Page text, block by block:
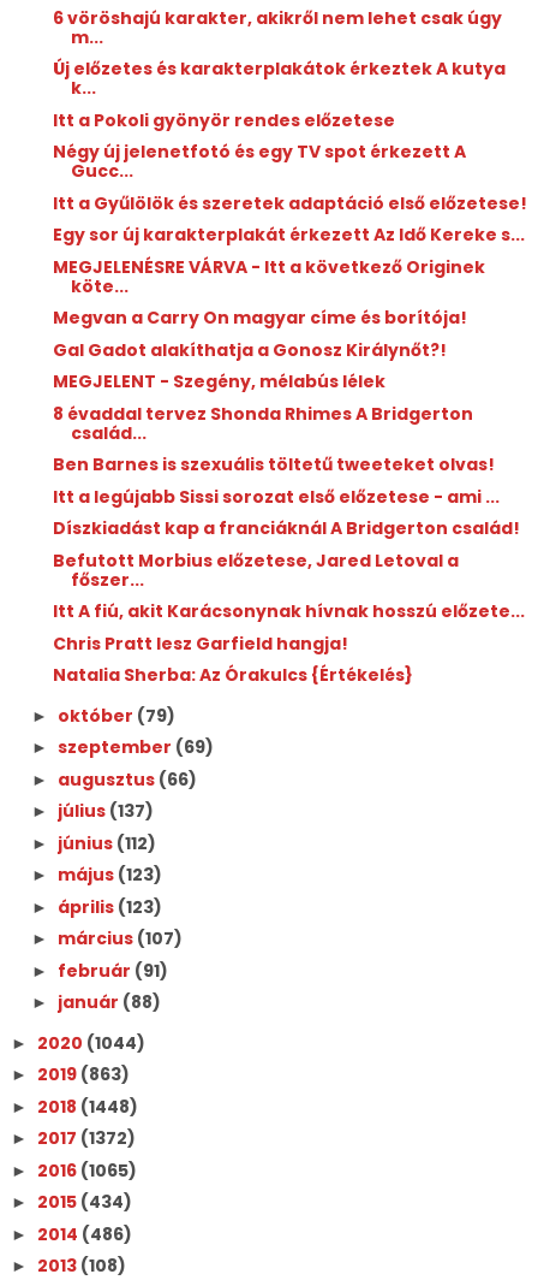
6 vöröshajú karakter, akikről nem lehet csak úgy
m...
Új előzetes és karakterplakátok érkeztek A kutya
k...
Itt a Pokoli gyönyör rendes előzetese
Négy új jelenetfotó és egy TV spot érkezett A
Gucc...
Itt a Gyűlölök és szeretek adaptáció első előzetese!
Egy sor új karakterplakát érkezett Az Idő Kereke s...
MEGJELENÉSRE VÁRVA - Itt a következő Originek
köte...
Megvan a Carry On magyar címe és borítója!
Gal Gadot alakíthatja a Gonosz Királynőt?!
MEGJELENT - Szegény, ​mélabús lélek
8 évaddal tervez Shonda Rhimes A Bridgerton
család...
Ben Barnes is szexuális töltetű tweeteket olvas!
Itt a legújabb Sissi sorozat első előzetese - ami ...
Díszkiadást kap a franciáknál A Bridgerton család!
Befutott Morbius előzetese, Jared Letoval a
főszer...
Itt A fiú, akit Karácsonynak hívnak hosszú előzete...
Chris Pratt lesz Garfield hangja!
Natalia Sherba: Az ​Órakulcs {Értékelés}
► október (79)
► szeptember (69)
► augusztus (66)
► július (137)
► június (112)
► május (123)
► április (123)
► március (107)
► február (91)
► január (88)
► 2020 (1044)
► 2019 (863)
► 2018 (1448)
► 2017 (1372)
► 2016 (1065)
► 2015 (434)
► 2014 (486)
► 2013 (108)